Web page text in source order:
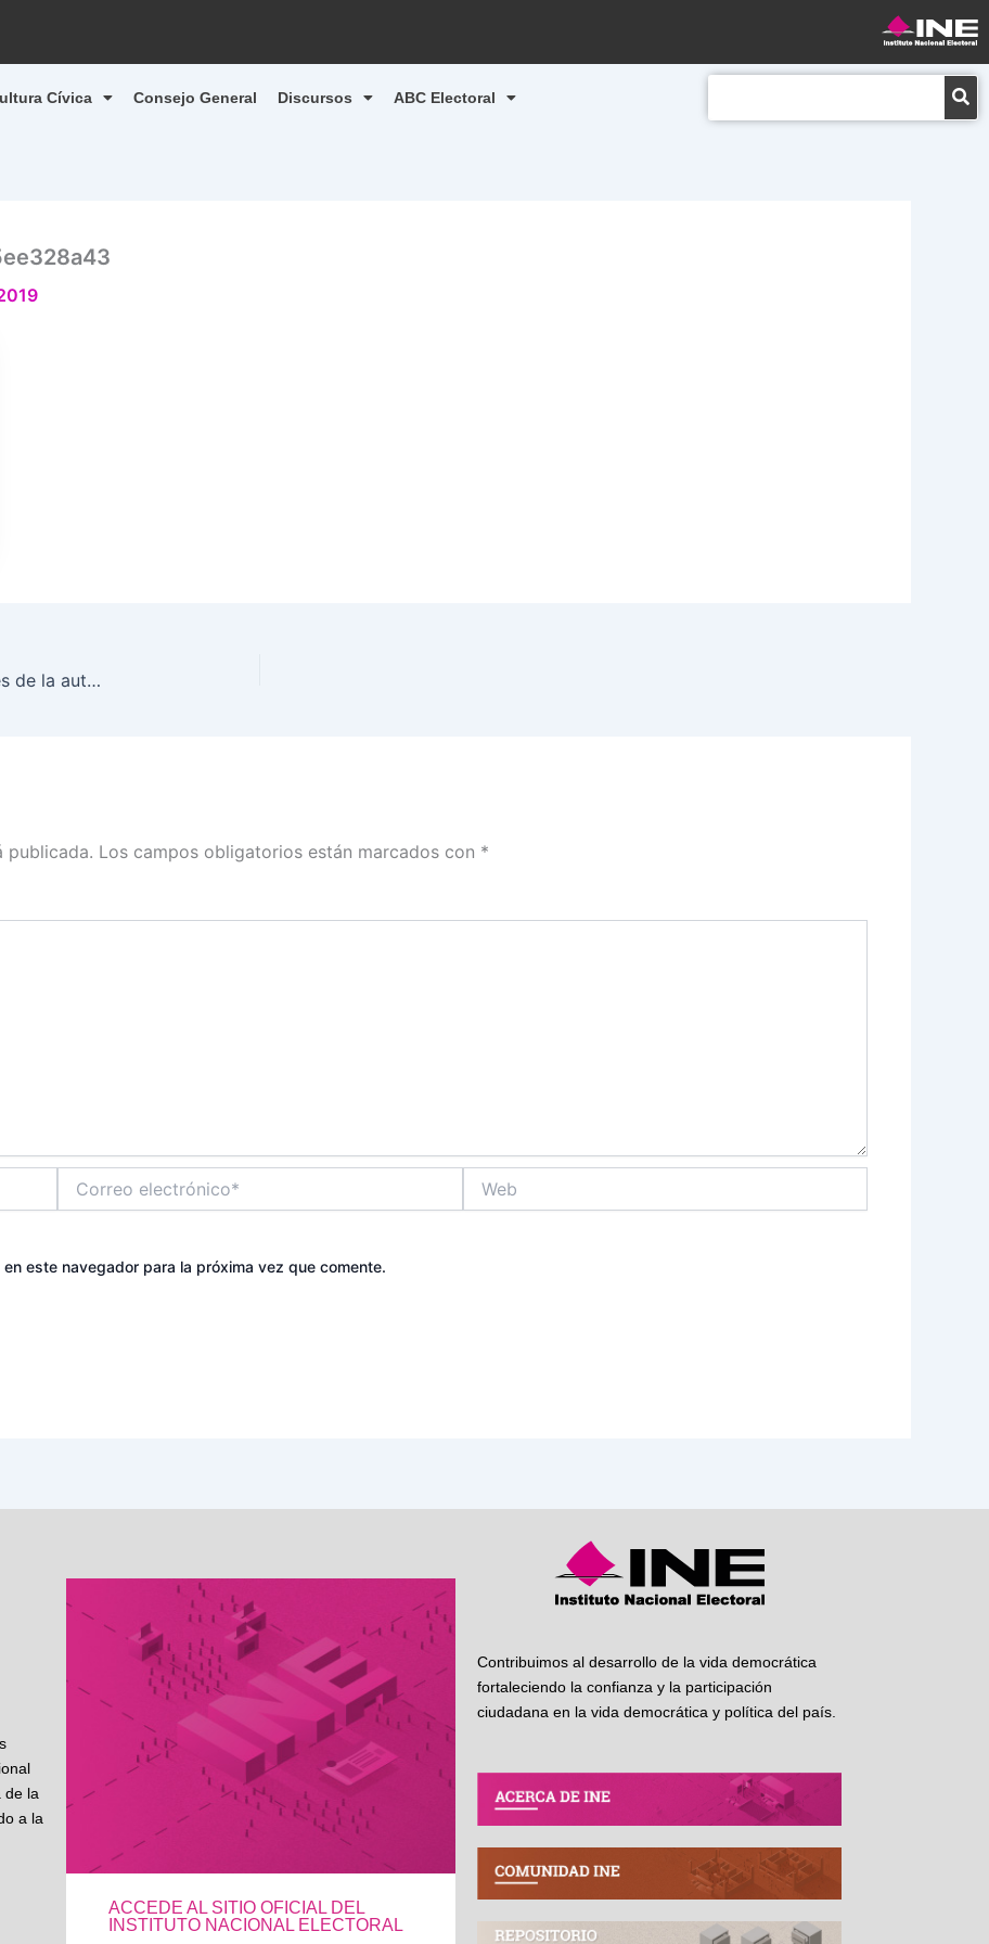
Cívica Consejo General Discursos ABC Electoral
Órganos Internos de Control deben ser garantes de la autonomía de las autoridades electorales: Lorenzo Córdova
publicada. Los campos obligatorios están marcados con *
electrónico*
este navegador para la próxima vez que comente.
de la
a la
ACCEDE AL SITIO OFICIAL DEL
INSTITUTO NACIONAL ELECTORAL
Contribuimos al desarrollo de la vida democrática
fortaleciendo la confianza y la participación
ciudadana en la vida democrática y política del país.